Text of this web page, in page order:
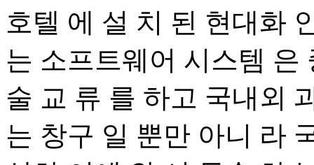
호텔 에 설 치 된 현대화
는 소프트웨어 시스템 은
술 교 류 를 하고 국내외
는 창구 일 뿐만 아니 라